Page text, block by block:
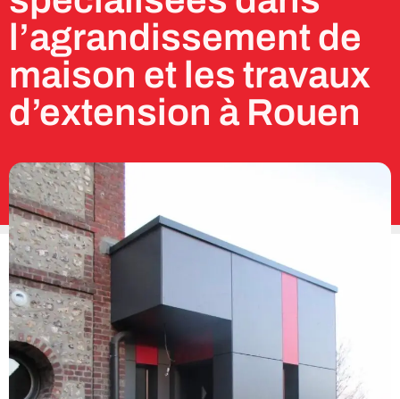
l’agrandissement de
maison et les travaux
d’extension à Rouen